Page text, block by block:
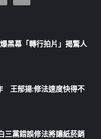
黑幕「轉行拍片」揭驚人
王郁揚:修法速度快得不
黨錯誤修法將讓紙菸銷